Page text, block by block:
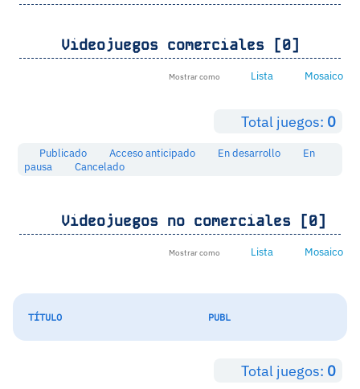
Videojuegos comerciales [0]
Mostrar como Lista Mosaico
Total juegos: 0
Publicado Acceso anticipado En desarrollo
En
pausa
Cancelado
Videojuegos no comerciales [0]
Mostrar como Lista Mosaico
TÍTULO PUBL
Total juegos: 0